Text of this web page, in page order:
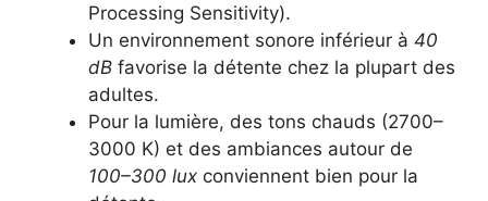
Processing Sensitivity).
Un environnement sonore inférieur à 40
dB favorise la détente chez la plupart des
adultes.
Pour la lumière, des tons chauds (2700–
3000 K) et des ambiances autour de
100–300 lux conviennent bien pour la